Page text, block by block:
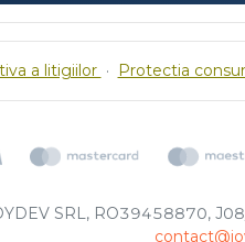
a litigiilor · Protectia
SRL, RO39458870,